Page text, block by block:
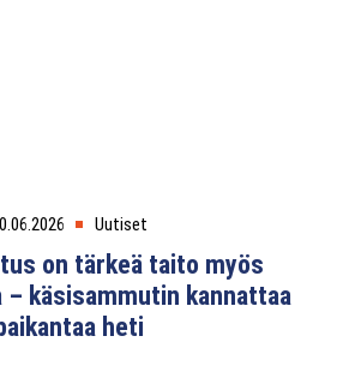
Uutiset
on tärkeä taito myös
– käsisammutin kannattaa
heti